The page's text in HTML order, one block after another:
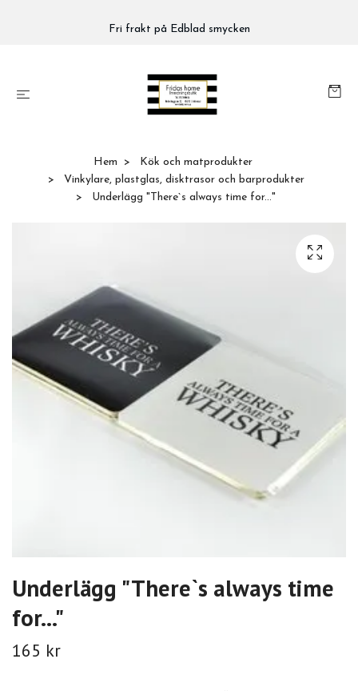
Fri frakt på Edblad smycken
Hem
Kök och matprodukter
Vinkylare, plastglas, disktrasor och barprodukter
Underlägg "There`s always time for..."
Underlägg "There`s always time
for..."
165 kr